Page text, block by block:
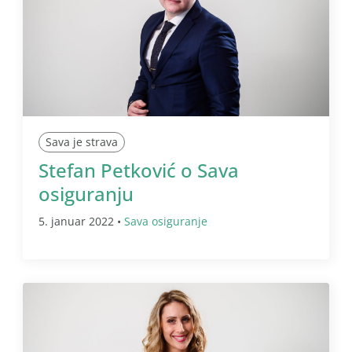
Sava je strava
Stefan Petković o Sava
osiguranju
5. januar 2022 • Sava osiguranje